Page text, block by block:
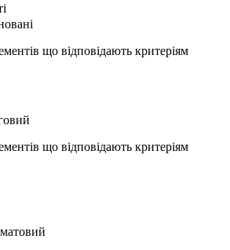
що відповідають критеріям
що відповідають критеріям